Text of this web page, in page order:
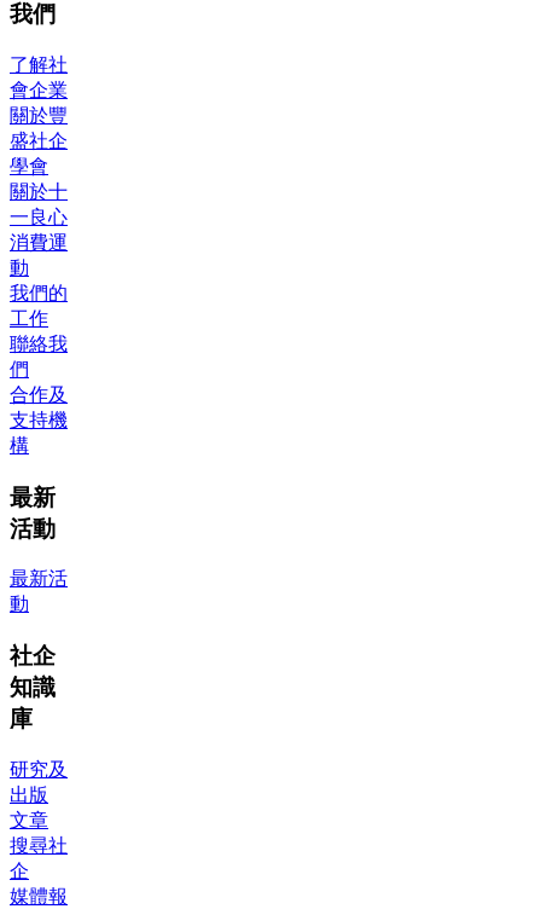
我們
了解社
會企業
關於豐
盛社企
學會
關於十
一良心
消費運
動
我們的
工作
聯絡我
們
合作及
支持機
構
最新
活動
最新活
動
社企
知識
庫
研究及
出版
文章
搜尋社
企
媒體報